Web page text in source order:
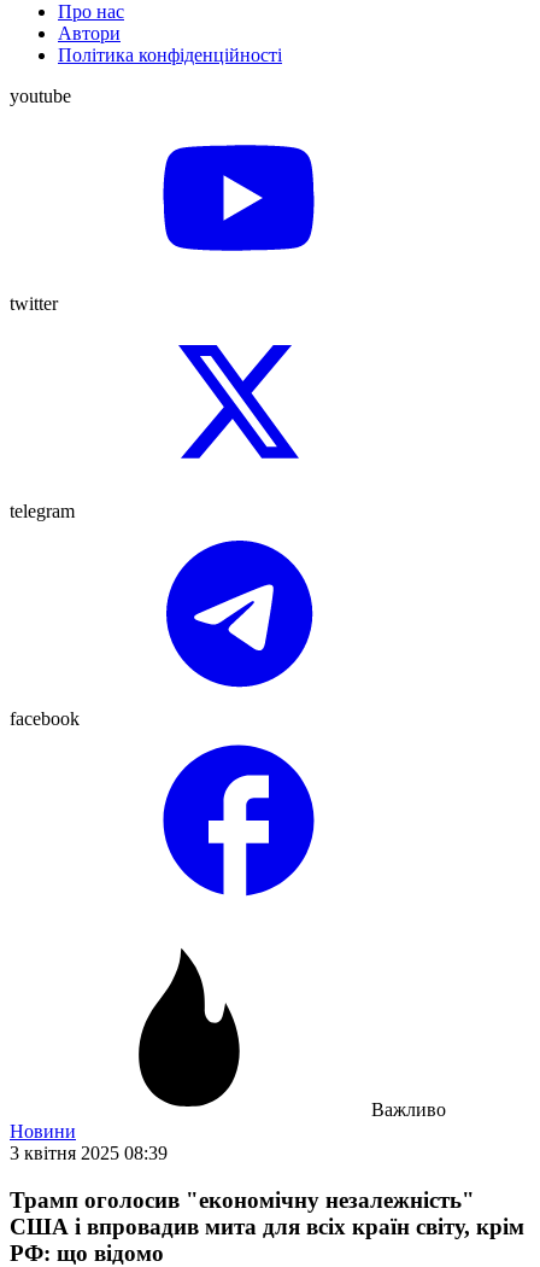
Про нас
Автори
Політика конфіденційності
youtube
twitter
telegram
facebook
Важливо
Новини
3 квітня 2025 08:39
Трамп оголосив "економічну незалежність"
США і впровадив мита для всіх країн світу, крім
РФ: що відомо